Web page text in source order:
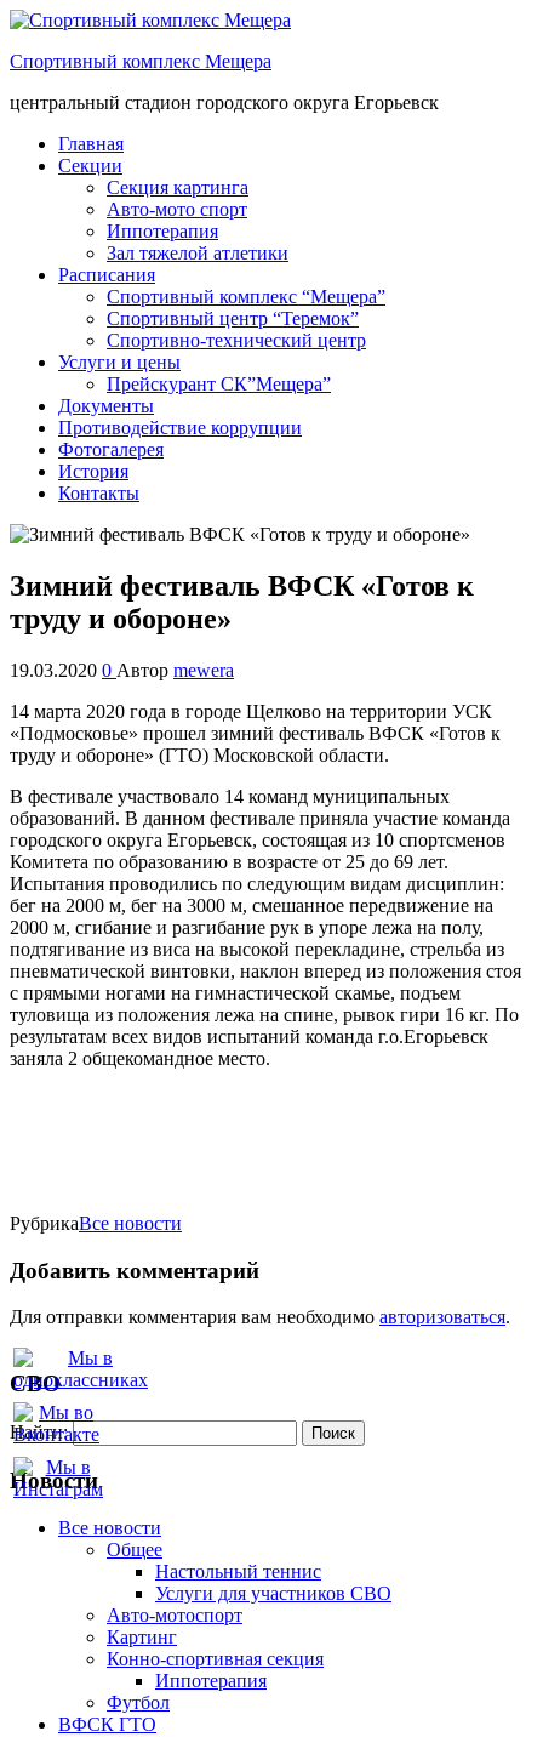
Спортивный комплекс Мещера
центральный стадион городского округа Егорьевск
Главная
Секции
Секция картинга
Авто-мото спорт
Иппотерапия
Зал тяжелой атлетики
Расписания
Спортивный комплекс “Мещера”
Спортивный центр “Теремок”
Спортивно-технический центр
Услуги и цены
Прейскурант СК”Мещера”
Документы
Противодействие коррупции
Фотогалерея
История
Контакты
Зимний фестиваль ВФСК «Готов к
труду и обороне»
19.03.2020 0 Автор mewera
14 марта 2020 года в городе Щелково на территории УСК
«Подмосковье» прошел зимний фестиваль ВФСК «Готов к
труду и обороне» (ГТО) Московской области.
В фестивале участвовало 14 команд муниципальных
образований. В данном фестивале приняла участие команда
городского округа Егорьевск, состоящая из 10 спортсменов
Комитета по образованию в возрасте от 25 до 69 лет.
Испытания проводились по следующим видам дисциплин:
бег на 2000 м, бег на 3000 м, смешанное передвижение на
2000 м, сгибание и разгибание рук в упоре лежа на полу,
подтягивание из виса на высокой перекладине, стрельба из
пневматической винтовки, наклон вперед из положения стоя
с прямыми ногами на гимнастической скамье, подъем
туловища из положения лежа на спине, рывок гири 16 кг. По
результатам всех видов испытаний команда г.о.Егорьевск
заняла 2 общекомандное место.
РубрикаВсе новости
Добавить комментарий
Для отправки комментария вам необходимо авторизоваться.
СВО
Найти:
Новости
Все новости
Oбщее
Настольный теннис
Услуги для участников СВО
Авто-мотоспорт
Картинг
Конно-спортивная секция
Иппотерапия
Футбол
ВФСК ГТО